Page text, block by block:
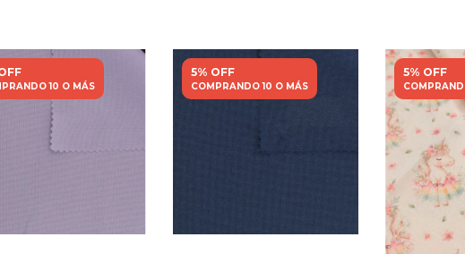
10 O MÁS
5% OFF
COMPRANDO 10 O MÁS
5% OFF